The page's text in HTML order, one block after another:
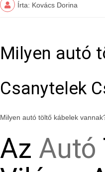
Írta: Kovács Dorina
Milyen autó
Csanytelek
Milyen autó töltő kábelek
Az Autó